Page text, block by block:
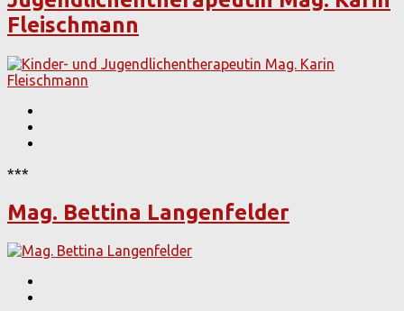
Fleischmann
***
Mag. Bettina Langenfelder